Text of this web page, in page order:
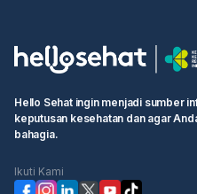
Hello Sehat ingin menjadi sumber
keputusan kesehatan dan agar
bahagia.
Ikuti Kami